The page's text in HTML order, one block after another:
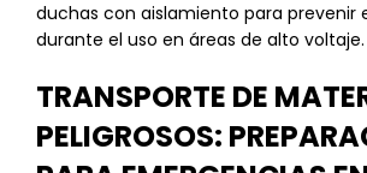
duchas con aislamiento para prevenir
durante el uso en áreas de alto voltaje.
TRANSPORTE DE
PELIGROSOS: